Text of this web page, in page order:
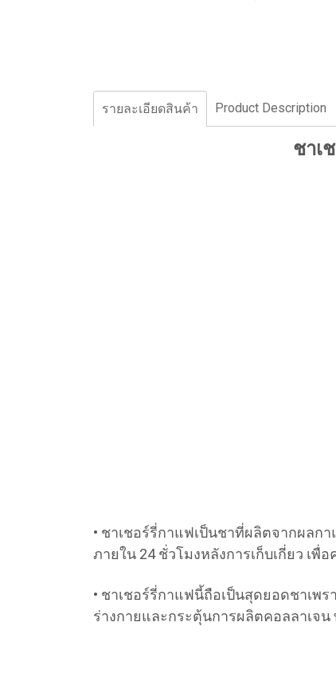
รายละเอียดสินค้า Product Description
ชาเ
• ชาเชอร์รี่กาแฟเป็นชาที่ผลิตจากผลก
ภายใน 24 ชั่วโมงหลังการเก็บเกี่ยว เ
• ชาเชอร์รี่กาแฟนี้ถือเป็นสุดยอดชาเพ
ร่างกายและกระตุ้นการผลิตคอลลาเจ